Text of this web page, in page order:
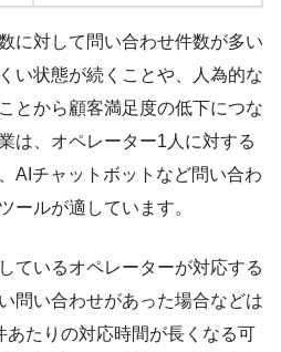
に対して問い合わせ件数が多い
い状態が続くことや、人為的な
とから顧客満足度の低下につな
は、オペレーター1人に対する
AIチャットボットなど問い合わ
ールが適しています。
ているオペレーターが対応する
問い合わせがあった場合などは
あたりの対応時間が長くなる可